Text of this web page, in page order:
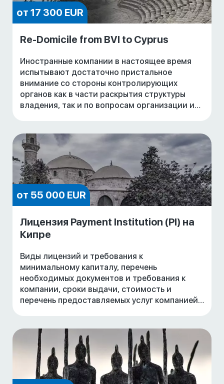
от 17 300 EUR
Re-Domicile from BVI to Cyprus
Иностранные компании в настоящее время
испытывают достаточно пристальное
внимание со стороны контролирующих
органов как в части раскрытия структуры
владения, так и по вопросам организации их
от 55 000 EUR
Лицензия Payment Institution (PI) на
Кипре
Виды лицензий и требования к
минимальному капиталу, перечень
необходимых документов и требования к
компании, сроки выдачи, стоимость и
перечень предоставляемых услуг компанией